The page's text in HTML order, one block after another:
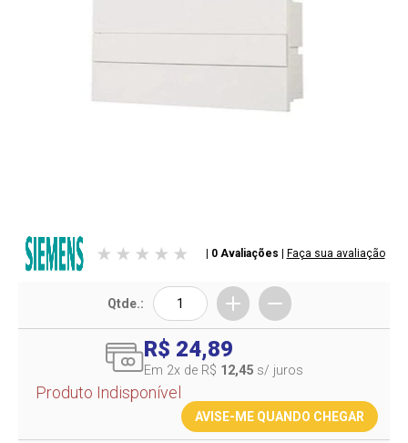
| 0 Avaliações Faça sua avaliação
Qtde.:
R$ 24,89
Em 2x de R$ 12,45 s/ juros
AVISE-ME QUANDO CHEGAR
Produto Indisponível